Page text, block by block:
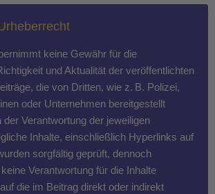
keine Gewähr für die
und Aktualität der veröffentlichten
die von Dritten, wie z. B. Polizei,
oder Unternehmen bereitgestellt
der Verantwortung der jeweiligen
Inhalte, einschließlich Hyperlinks auf
sorgfältig geprüft, dennoch
Verantwortung für die Inhalte
die im Beitrag direkt oder indirekt